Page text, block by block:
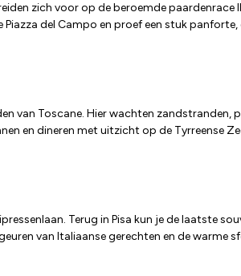
zich voor op de beroemde paardenrace Il
del Campo en proef een stuk panforte,
van Toscane. Hier wachten zandstranden,
en dineren met uitzicht op de Tyrreense
Terug in Pisa kun je de laatste
van Italiaanse gerechten en de warme